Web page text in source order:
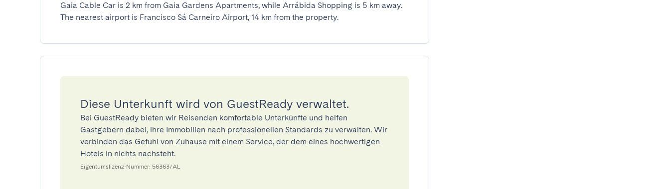
Gaia Cable Car is 2 km from Gaia Gardens Apartments, while Arrábida Shopping is 5 km away.
The nearest airport is Francisco Sá Carneiro Airport, 14 km from the property.
Diese Unterkunft wird von GuestReady verwaltet.
Bei GuestReady bieten wir Reisenden komfortable Unterkünfte und helfen
Gastgebern dabei, ihre Immobilien nach professionellen Standards zu verwalten. Wir
verbinden das Gefühl von Zuhause mit einem Service, der dem eines hochwertigen
Hotels in nichts nachsteht.
Eigentumslizenz-Nummer: 56363/AL